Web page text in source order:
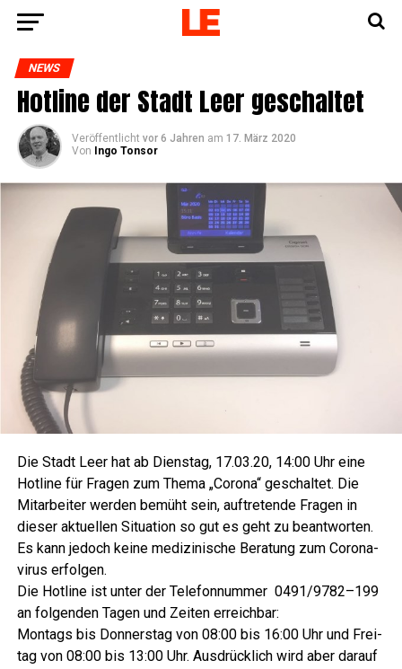
NEWS
Hot­line der Stadt Leer geschaltet
Veröffentlicht vor 6 Jahren am 17. März 2020
Von
Ingo Tonsor
Die Stadt Leer hat ab Diens­tag, 17.03.20, 14:00 Uhr eine
Hot­line für Fra­gen zum The­ma „Coro­na“ geschal­tet. Die
Mit­ar­bei­ter wer­den bemüht sein, auf­tre­ten­de Fra­gen in
die­ser aktu­el­len Situa­ti­on so gut es geht zu beant­wor­ten.
Es kann jedoch kei­ne medi­zi­ni­sche Bera­tung zum Coro­na­
vi­rus erfolgen.
Die Hot­line ist unter der Tele­fon­num­mer 0491/9782–199
an fol­gen­den Tagen und Zei­ten erreichbar:
Mon­tags bis Don­ners­tag von 08:00 bis 16:00 Uhr und Frei­
tag von 08:00 bis 13:00 Uhr. Aus­drück­lich wird aber dar­auf